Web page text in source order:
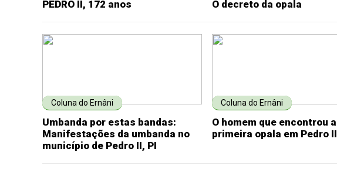
PEDRO II, 172 anos O decreto da opala
Coluna do Ernâni
Umbanda por estas bandas:
Manifestações da umbanda no
município de Pedro II, PI
Coluna do Ernâni
O homem que encontrou a
primeira opala em Pedro II